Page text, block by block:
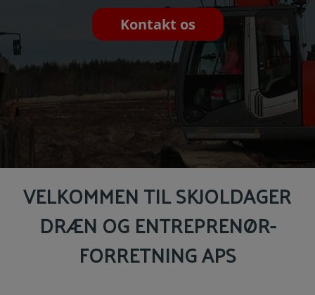
Kontakt os
VELKOMMEN TIL SKJOLDAGER
DRÆN OG ENTREPRENØR-
FORRETNING APS